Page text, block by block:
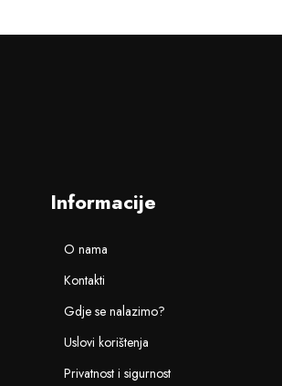
Informacije
O nama
Kontakti
Gdje se nalazimo?
Uslovi korištenja
Privatnost i sigurnost